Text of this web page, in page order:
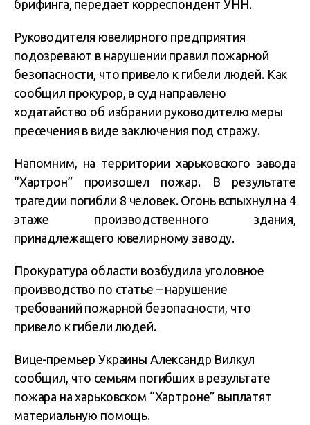
брифинга, передает корреспондентУНН.
Руководителя ювелирного предприятия
подозревают в нарушении правил пожарной
безопасности, что привело к гибели людей. Как
сообщил прокурор, в суд направлено
ходатайство об избрании руководителю меры
пресечения в виде заключения под стражу.
Напомним, на территории харьковского завода
“Хартрон” произошел пожар. В результате
трагедии погибли 8 человек. Огонь вспыхнул на 4
этаже производственного здания,
принадлежащего ювелирному заводу.
Прокуратура области возбудила уголовное
производство по статье – нарушение
требований пожарной безопасности, что
привело к гибели людей.
Вице-премьер Украины Александр Вилкул
сообщил, что семьям погибших в результате
пожара на харьковском “Хартроне” выплатят
материальную помощь.